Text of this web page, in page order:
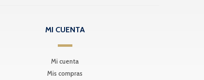
MI CUENTA
Mi cuenta
Mis compras